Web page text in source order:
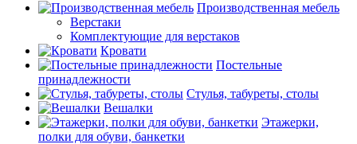
Производственная мебель
Верстаки
Комплектующие для верстаков
Кровати
Постельные
принадлежности
Стулья, табуреты, столы
Вешалки
Этажерки,
полки для обуви, банкетки